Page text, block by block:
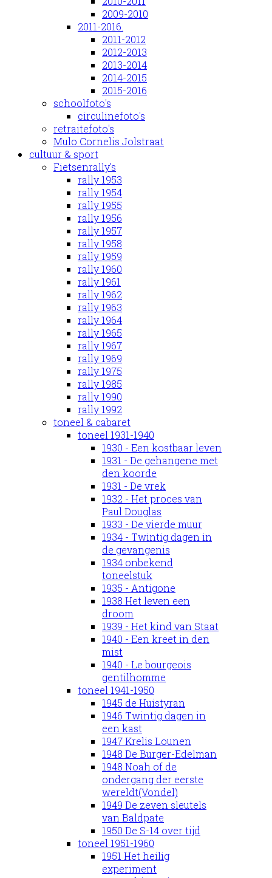
2009-2010
2011-2016.
2011-2012
2012-2013
2013-2014
2014-2015
2015-2016
schoolfoto's
circulinefoto's
retraitefoto's
Mulo Cornelis Jolstraat
cultuur & sport
Fietsenrally's
rally 1953
rally 1954
rally 1955
rally 1956
rally 1957
rally 1958
rally 1959
rally 1960
rally 1961
rally 1962
rally 1963
rally 1964
rally 1965
rally 1967
rally 1969
rally 1975
rally 1985
rally 1990
rally 1992
toneel & cabaret
toneel 1931-1940
1930 - Een kostbaar leven
1931 - De gehangene met
den koorde
1931 - De vrek
1932 - Het proces van
Paul Douglas
1933 - De vierde muur
1934 - Twintig dagen in
de gevangenis
1934 onbekend
toneelstuk
1935 - Antigone
1938 Het leven een
droom
1939 - Het kind van Staat
1940 - Een kreet in den
mist
1940 - Le bourgeois
gentilhomme
toneel 1941-1950
1945 de Huistyran
1946 Twintig dagen in
een kast
1947 Krelis Lounen
1948 De Burger-Edelman
1948 Noah of de
ondergang der eerste
wereldt(Vondel)
1949 De zeven sleutels
van Baldpate
1950 De S-14 over tijd
toneel 1951-1960
1951 Het heilig
experiment